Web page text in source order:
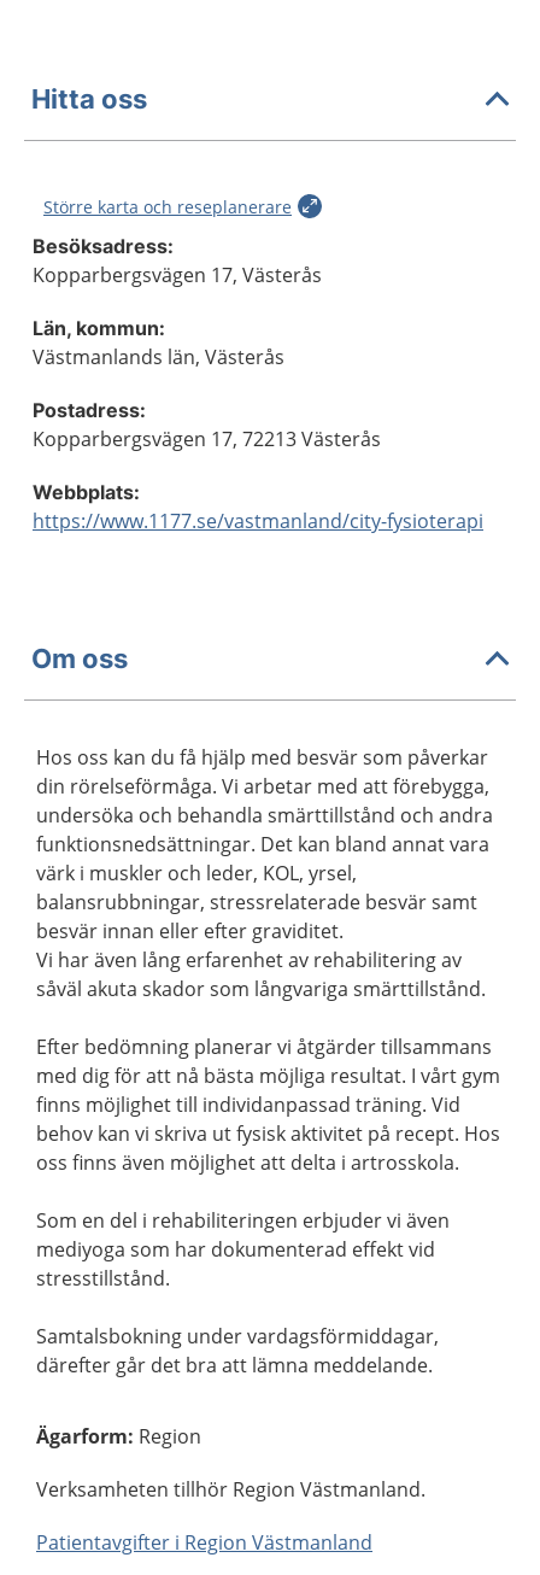
Hitta oss
Större karta och reseplanerare
Besöksadress:
Kopparbergsvägen 17, Västerås
Län, kommun:
Västmanlands län, Västerås
Postadress:
Kopparbergsvägen 17, 72213 Västerås
Webbplats:
https://www.1177.se/vastmanland/city-fysioterapi
Om oss
Hos oss kan du få hjälp med besvär som påverkar
din rörelseförmåga. Vi arbetar med att förebygga,
undersöka och behandla smärttillstånd och andra
funktionsnedsättningar. Det kan bland annat vara
värk i muskler och leder, KOL, yrsel,
balansrubbningar, stressrelaterade besvär samt
besvär innan eller efter graviditet.
Vi har även lång erfarenhet av rehabilitering av
såväl akuta skador som långvariga smärttillstånd.
Efter bedömning planerar vi åtgärder tillsammans
med dig för att nå bästa möjliga resultat. I vårt gym
finns möjlighet till individanpassad träning. Vid
behov kan vi skriva ut fysisk aktivitet på recept. Hos
oss finns även möjlighet att delta i artrosskola.
Som en del i rehabiliteringen erbjuder vi även
mediyoga som har dokumenterad effekt vid
stresstillstånd.
Samtalsbokning under vardagsförmiddagar,
därefter går det bra att lämna meddelande.
Ägarform: Region
Verksamheten tillhör Region Västmanland.
Patientavgifter i Region Västmanland